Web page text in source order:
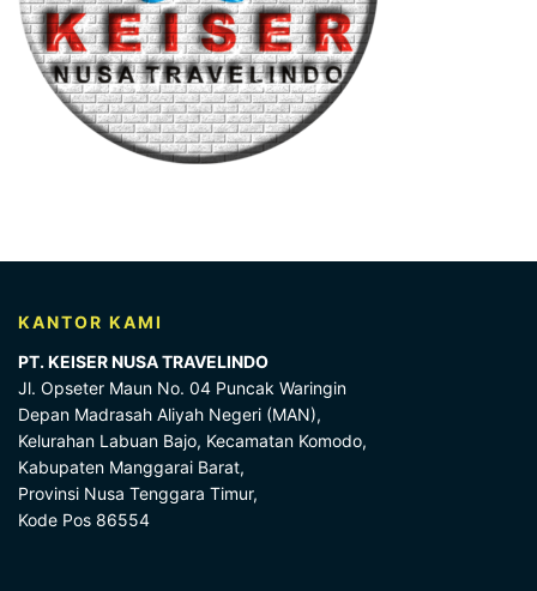
KANTOR KAMI
PT. KEISER NUSA TRAVELINDO
Jl. Opseter Maun No. 04 Puncak Waringin
Depan Madrasah Aliyah Negeri (MAN),
Kelurahan Labuan Bajo, Kecamatan Komodo,
Kabupaten Manggarai Barat,
Provinsi Nusa Tenggara Timur,
Kode Pos 86554